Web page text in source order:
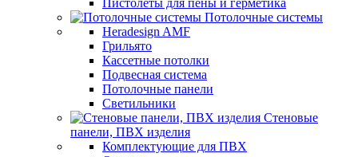
Пистолеты для пены и герметика
Потолочные системы
Heradesign AMF
Грильято
Кассетные потолки
Подвесная система
Потолочные панели
Светильники
Стеновые
панели, ПВХ изделия
Комплектующие для ПВХ